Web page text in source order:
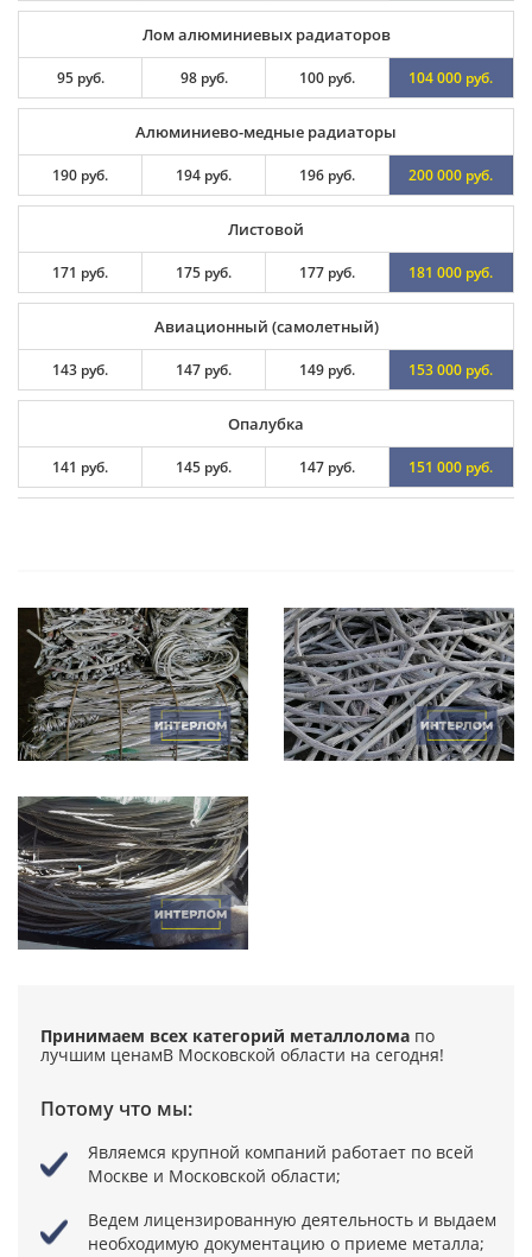
Лом алюминиевых радиаторов
95 руб. 98 руб. 100 руб. 104 000 руб.
Алюминиево-медные радиаторы
190 руб. 194 руб. 196 руб. 200 000 руб.
Листовой
171 руб. 175 руб. 177 руб. 181 000 руб.
Авиационный (самолетный)
143 руб. 147 руб. 149 руб. 153 000 руб.
Опалубка
141 руб. 145 руб. 147 руб. 151 000 руб.
Принимаем всех категорий металлолома по
лучшим ценамВ Московской области на сегодня!
Потому что мы:
Являемся крупной компаний работает по всей
Москве и Московской области;
Ведем лицензированную деятельность и выдаем
необходимую документацию о приеме металла;